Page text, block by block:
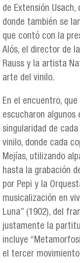
de Extensión
donde también se
que contó con la
Alós, el director de
Rauss y la artista
arte del vinilo.
En el encuentro,
escucharon
singularidad de
vinilo, donde cada
Mejías, utilizando
hasta la grabación
por Pepi y la
musicalización en
Luna” (1902), del
justamente la
incluye
el tercer movimiento